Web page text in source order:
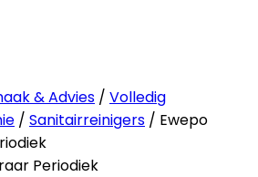
& Advies / Volledig
/ Sanitairreinigers / Ewepo
Periodiek